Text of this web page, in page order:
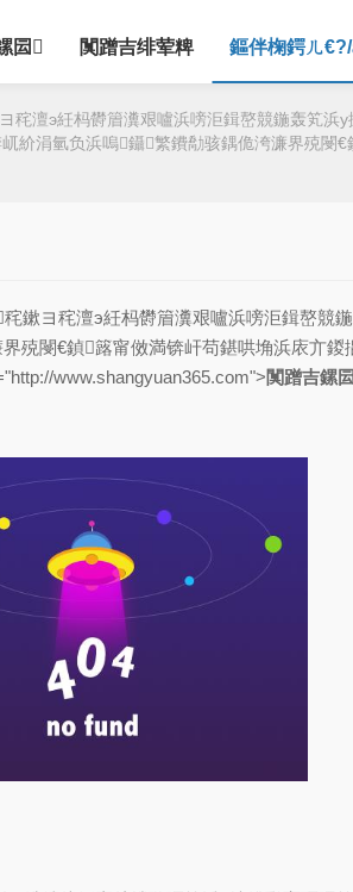
囩 闃蹭吉绯荤粺 鏂伴椈鍔ㄦ
澶э紝杩欎篃瀵艰嚧浜嗙洰鍓嶅競鍦轰笂
紒涓氫负浜嗚鑷繁鐨勪骇鍝佹洿濂界殑閿€
鏉ヨ秺澶э紝杩欎篃瀵艰嚧浜嗙洰鍓嶅競
閿€鍞簬甯傚満锛屽苟鍖哄埆浜庡亣
www.shangyuan365.com">闃蹭吉鏍